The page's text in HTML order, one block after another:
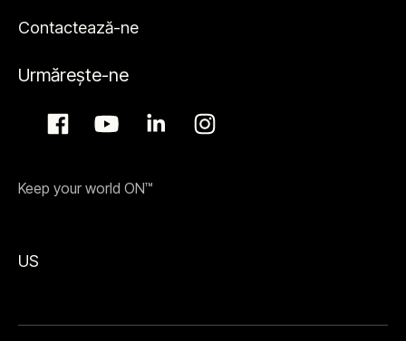
Contactează-ne
Urmărește-ne
Keep your world ON™
US